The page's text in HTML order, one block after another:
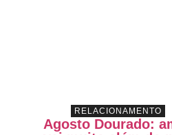
RELACIONAMENTO
Agosto Dourado: